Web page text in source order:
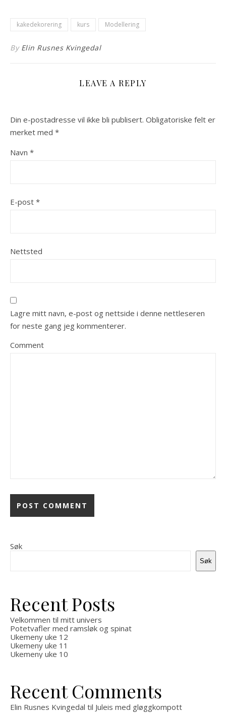
kakedekorering kurs Modellering
By Elin Rusnes Kvingedal
LEAVE A REPLY
Din e-postadresse vil ikke bli publisert. Obligatoriske felt er
merket med *
Navn *
E-post *
Nettsted
Lagre mitt navn, e-post og nettside i denne nettleseren
for neste gang jeg kommenterer.
Comment
Søk
Søk
Recent Posts
Velkommen til mitt univers
Potetvafler med ramsløk og spinat
Ukemeny uke 12
Ukemeny uke 11
Ukemeny uke 10
Recent Comments
Elin Rusnes Kvingedal til Juleis med gløggkompott